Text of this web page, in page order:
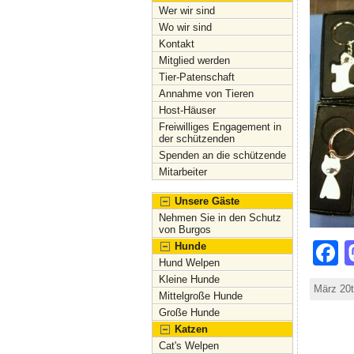
Wer wir sind
Wo wir sind
Kontakt
Mitglied werden
Tier-Patenschaft
Annahme von Tieren
Host-Häuser
Freiwilliges Engagement in
der schützenden
Spenden an die schützende
Mitarbeiter
Unsere Gäste
Nehmen Sie in den Schutz
von Burgos
Hunde
Hund Welpen
Kleine Hunde
Mittelgroße Hunde
Große Hunde
Katzen
Cat's Welpen
März